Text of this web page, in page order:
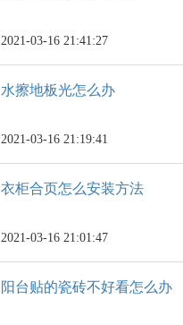
2021-03-16 21:41:27
水擦地板光怎么办
2021-03-16 21:19:41
衣柜合页怎么安装方法
2021-03-16 21:01:47
阳台贴的瓷砖不好看怎么办